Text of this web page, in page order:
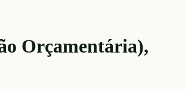
Orçamentária),